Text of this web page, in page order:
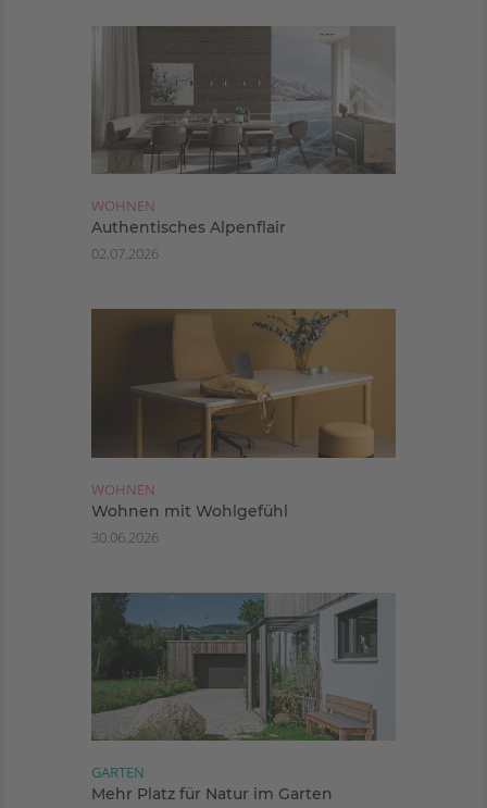
WOHNEN
Authentisches Alpenflair
02.07.2026
WOHNEN
Wohnen mit Wohlgefühl
30.06.2026
GARTEN
Mehr Platz für Natur im Garten